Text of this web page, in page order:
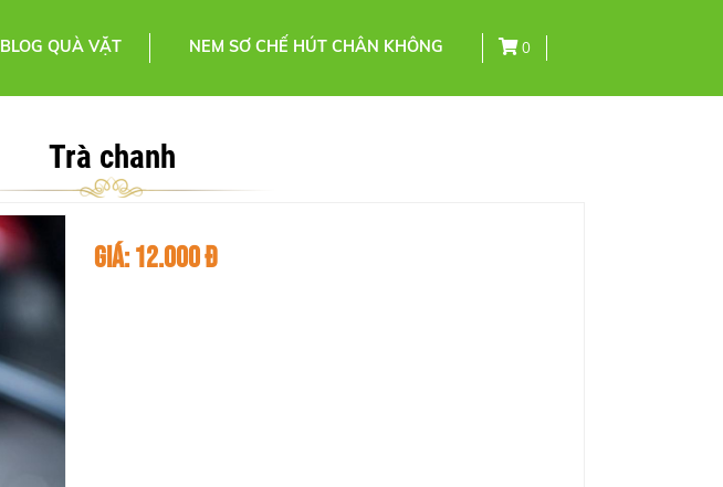
BLOG QUÀ VẶT NEM SƠ CHẾ HÚT CHÂN KHÔNG 0
Trà chanh
12.000 Đ